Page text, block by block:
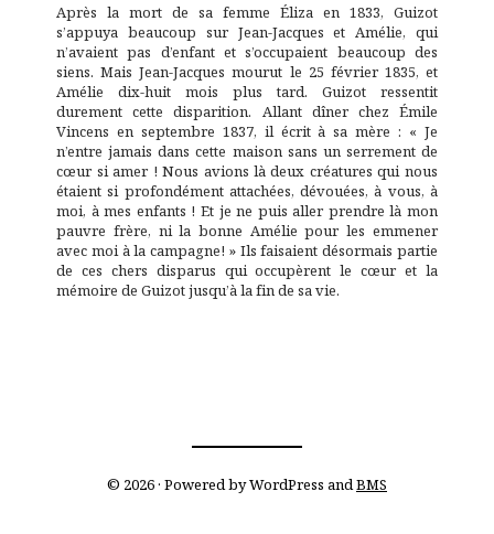
Après la mort de sa femme Éliza en 1833, Guizot
s’appuya beaucoup sur Jean-Jacques et Amélie, qui
n’avaient pas d’enfant et s’occupaient beaucoup des
siens. Mais Jean-Jacques mourut le 25 février 1835, et
Amélie dix-huit mois plus tard. Guizot ressentit
durement cette disparition. Allant dîner chez Émile
Vincens en septembre 1837, il écrit à sa mère : « Je
n’entre jamais dans cette maison sans un serrement de
cœur si amer ! Nous avions là deux créatures qui nous
étaient si profondément attachées, dévouées, à vous, à
moi, à mes enfants ! Et je ne puis aller prendre là mon
pauvre frère, ni la bonne Amélie pour les emmener
avec moi à la campagne! » Ils faisaient désormais partie
de ces chers disparus qui occupèrent le cœur et la
mémoire de Guizot jusqu’à la fin de sa vie.
© 2026 · Powered by WordPress andBMS